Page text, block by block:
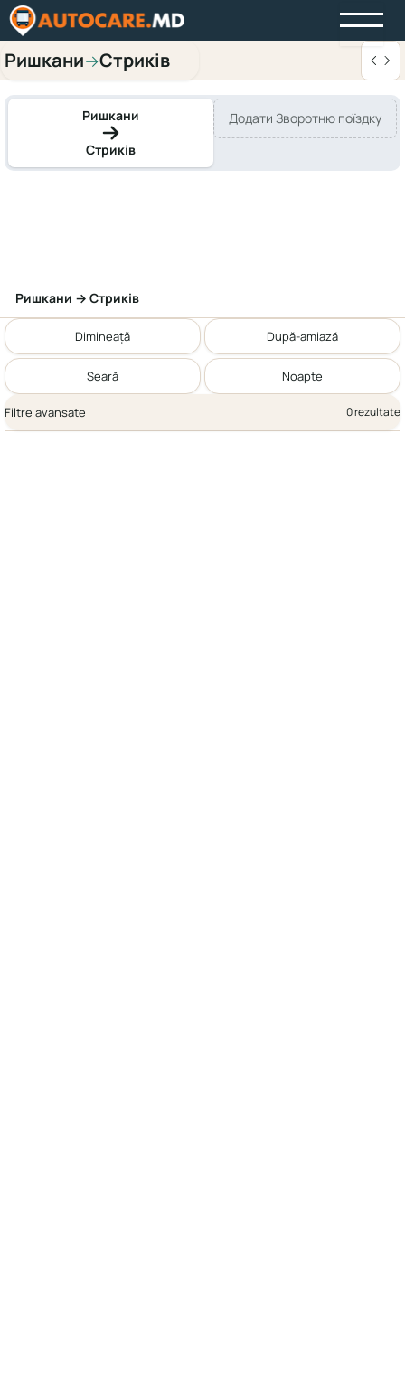
Ришкани→Стриків
Ришкани
Стриків
Додати Зворотню поїздку
Ришкани → Стриків
Dimineață După-amiază
Seară Noapte
Filtre avansate 0 rezultate